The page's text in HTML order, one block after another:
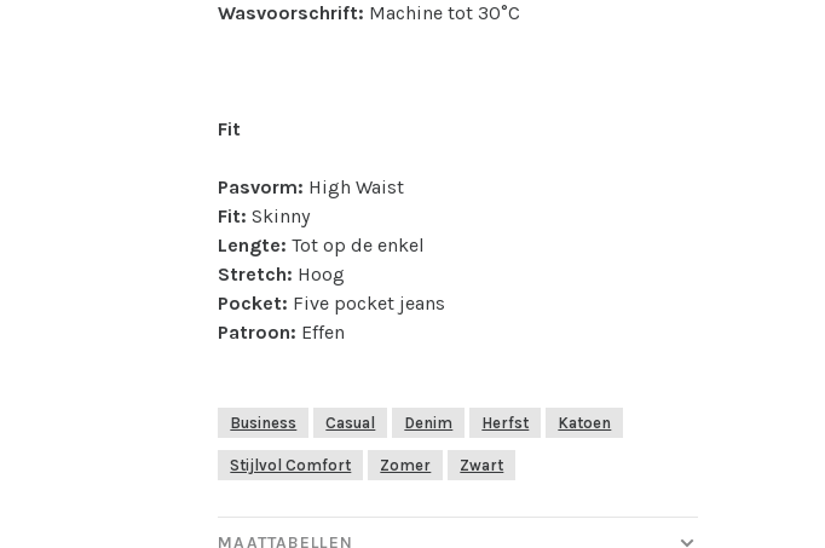
Wasvoorschrift: Machine tot 30°C
Fit
Pasvorm: High Waist
Fit: Skinny
Lengte: Tot op de enkel
Stretch: Hoog
Pocket: Five pocket jeans
Patroon: Effen
Business Casual Denim Herfst Katoen
Stijlvol Comfort Zomer Zwart
MAATTABELLEN